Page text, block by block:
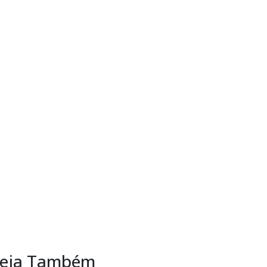
Também